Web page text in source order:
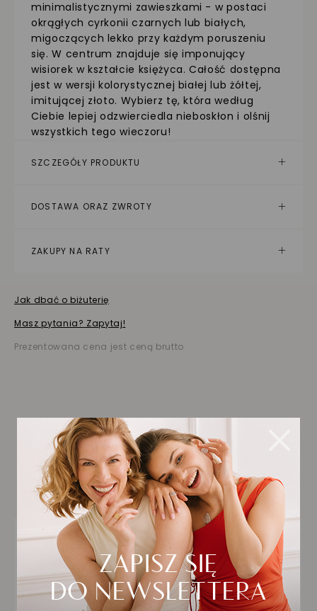
minimalistycznymi zawieszkami - w postaci
okrągłych cyrkonii czarnych lub białych,
migoczących lekko przy każdym poruszeniu
się. W centrum znajduje się imponujący
wisiorek w kształcie księżyca. Całość dostępna
jest w wersji kolorystycznej białej lub żółtej,
imitującej złoto. Wybierz tę, która według
Ciebie lepiej odzwierciedla nieboskłon i olśnij
wszystkich tego wieczoru!
SZCZEGÓŁY PRODUKTU
DOSTAWA ORAZ ZWROTY
ZAKUPY NA RATY
Jak dbać o biżuterię
Masz pytania? Zapytaj!
Prezentowana cena jest ceną brutto
Biżuteria wybrana dla
Ciebie